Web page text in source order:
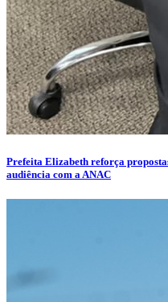
Prefeita Elizabeth reforça
audiência com a ANAC